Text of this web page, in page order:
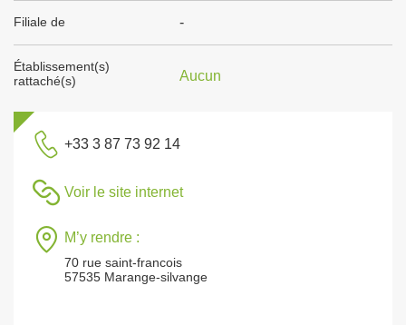
Filiale de -
Établissement(s)
rattaché(s)
Aucun
+33 3 87 73 92 14
Voir le site internet
M’y rendre :
70 rue saint-francois
57535 Marange-silvange